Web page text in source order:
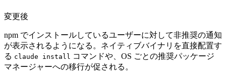
変更後
npm でインストールしているユーザーに対して非推奨の通知
が表示されるようになる。ネイティブバイナリを直接配置す
る claude install コマンドや、OS ごとの推奨パッケージ
マネージャーへの移行が促される。